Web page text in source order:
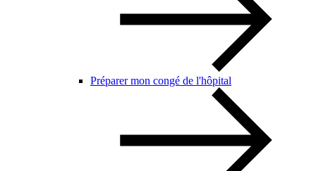
Préparer mon congé de l'hôpital